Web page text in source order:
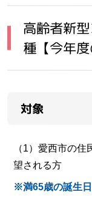
高齢者新
種【今年
対象
（1）愛西市の
望される方
※満65歳の誕生日